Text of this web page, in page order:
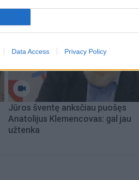
Data Access Privacy Policy
Jūros šventę anksčiau puošęs
Anatolijus Klemencovas: gal jau
užtenka